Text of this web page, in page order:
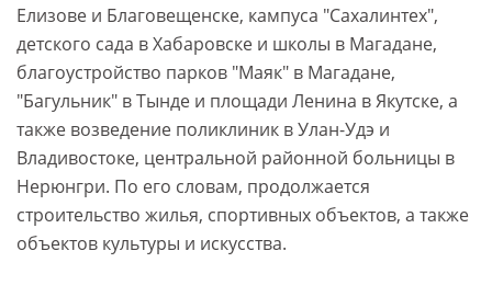
Елизове и Благовещенске, кампуса "Сахалинтех",
детского сада в Хабаровске и школы в Магадане,
благоустройство парков "Маяк" в Магадане,
"Багульник" в Тынде и площади Ленина в Якутске, а
также возведение поликлиник в Улан-Удэ и
Владивостоке, центральной районной больницы в
Нерюнгри. По его словам, продолжается
строительство жилья, спортивных объектов, а также
объектов культуры и искусства.